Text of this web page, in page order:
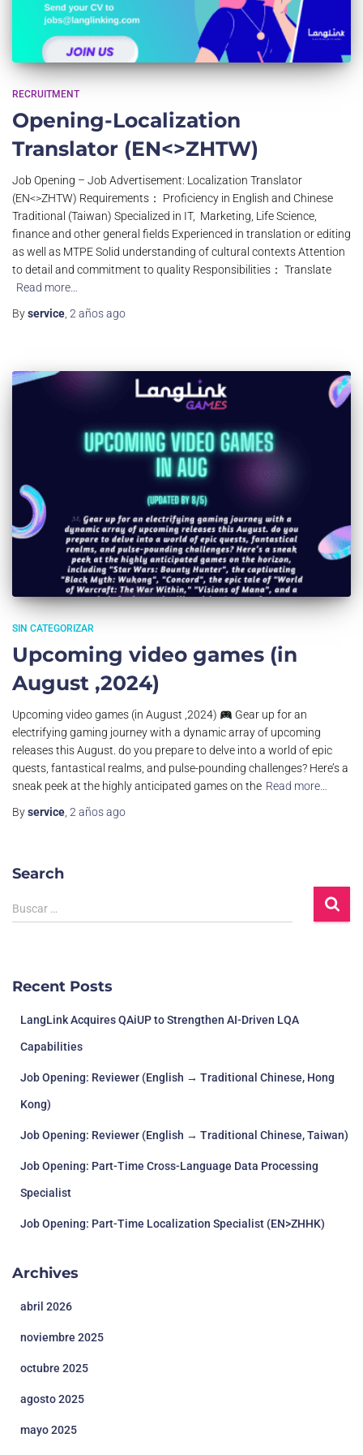
RECRUITMENT
Opening-Localization
Translator (EN<>ZHTW)
Job Opening – Job Advertisement: Localization Translator
(EN<>ZHTW) Requirements： Proficiency in English and Chinese
Traditional (Taiwan) Specialized in IT, Marketing, Life Science,
finance and other general fields Experienced in translation or editing
as well as MTPE Solid understanding of cultural contexts Attention
to detail and commitment to quality Responsibilities： Translate
Read more…
Byservice 2 añosago
SIN CATEGORIZAR
Upcoming video games (in
August ,2024)
Upcoming video games (in August ,2024)
Gear up for an
electrifying gaming journey with a dynamic array of upcoming
releases this August. do you prepare to delve into a world of epic
quests, fantastical realms, and pulse-pounding challenges? Here’s a
sneak peek at the highly anticipated games on the Read more…
Byservice, 2 añosago
Search
Buscar …
Recent Posts
LangLink Acquires QAiUP to Strengthen AI-Driven LQA
Capabilities
Job Opening: Reviewer (English → Traditional Chinese, Hong
Kong)
Job Opening: Reviewer (English → Traditional Chinese, Taiwan)
Job Opening: Part-Time Cross-Language Data Processing
Specialist
Job Opening: Part-Time Localization Specialist (EN>ZHHK)
Archives
abril 2026
noviembre 2025
octubre 2025
agosto 2025
mayo 2025